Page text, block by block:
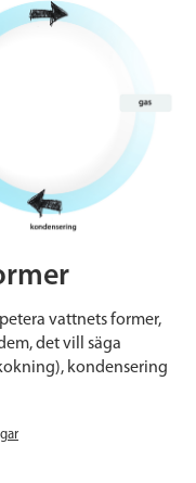
vattnets former,
det vill säga
kondensering